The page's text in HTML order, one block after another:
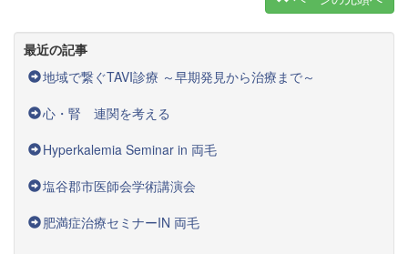
最近の記事
地域で繋ぐTAVI診療 ～早期発見から治療まで～
心・腎 連関を考える
Hyperkalemia Seminar in 両毛
塩谷郡市医師会学術講演会
肥満症治療セミナーIN 両毛